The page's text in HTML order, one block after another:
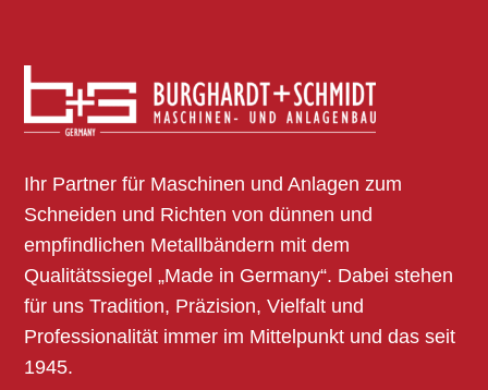
Ihr Partner für Maschinen und Anlagen zum
Schneiden und Richten von dünnen und
empfindlichen Metallbändern mit dem
Qualitätssiegel „Made in Germany“. Dabei stehen
für uns Tradition, Präzision, Vielfalt und
Professionalität immer im Mittelpunkt und das seit
1945.